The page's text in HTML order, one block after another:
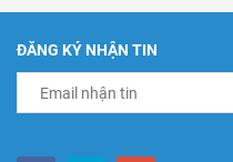
ĐĂNG KÝ NHẬN TIN